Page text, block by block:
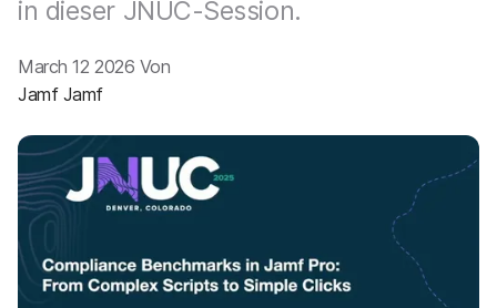
u
t
i
h
a
l
t
e
in dieser JNUC-Session.
March 12 2026 Von
Jamf Jamf